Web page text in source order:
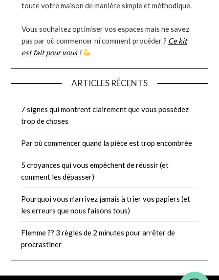
toute votre maison de manière simple et méthodique.
Vous souhaitez optimiser vos espaces mais ne savez
pas par où commencer ni comment procéder ? Ce kit
est fait pour vous !
ARTICLES RÉCENTS
7 signes qui montrent clairement que vous possédez
trop de choses
Par où commencer quand la pièce est trop encombrée
5 croyances qui vous empêchent de réussir (et
comment les dépasser)
Pourquoi vous n’arrivez jamais à trier vos papiers (et
les erreurs que nous faisons tous)
Flemme ?? 3 règles de 2 minutes pour arrêter de
procrastiner